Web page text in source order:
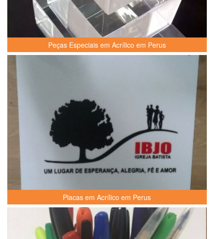
Peças Especiais em Acrílico em Perus
Placas em Acrílico em Perus